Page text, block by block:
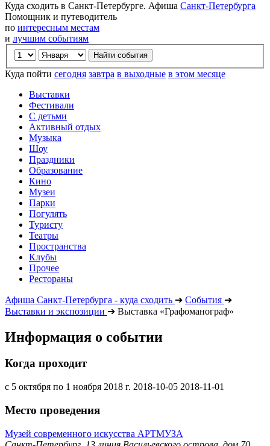
Куда сходить в Санкт-Петербурге. Афиша Санкт-Петербурга
Помощник и путеводитель
по интересным местам
и лучшим событиям
Куда пойти сегодня завтра в выходные в этом месяце
Выставки
Фестивали
С детьми
Активный отдых
Музыка
Шоу
Праздники
Образование
Кино
Музеи
Парки
Погулять
Туристу
Театры
Пространства
Клубы
Прочее
Рестораны
Афиша Санкт-Петербурга - куда сходить ➔ События ➔
Выставки и экспозиции ➔ Выставка «Графоманограф»
Информация о событии
Когда проходит
с 5 октября по 1 ноября 2018 г. 2018-10-05 2018-11-01
Место проведения
Музей современного искусства АРТМУЗА